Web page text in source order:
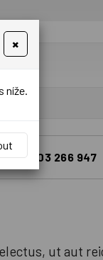
+420 603 266 947
ut aut
×
níže.